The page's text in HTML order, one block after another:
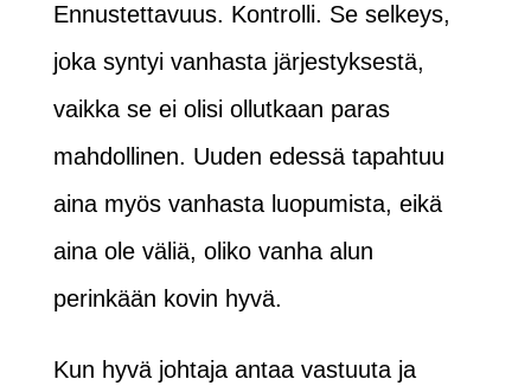
Ennustettavuus. Kontrolli. Se selkeys,
joka syntyi vanhasta järjestyksestä,
vaikka se ei olisi ollutkaan paras
mahdollinen. Uuden edessä tapahtuu
aina myös vanhasta luopumista, eikä
aina ole väliä, oliko vanha alun
perinkään kovin hyvä.
Kun hyvä johtaja antaa vastuuta ja